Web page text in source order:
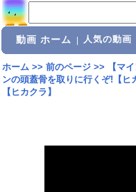
動画 ホーム 人気の動画
ホーム>> 前のページ>>
【マ
ンの頭蓋骨を取りに行くぞ!【ヒ
【ヒカクラ】